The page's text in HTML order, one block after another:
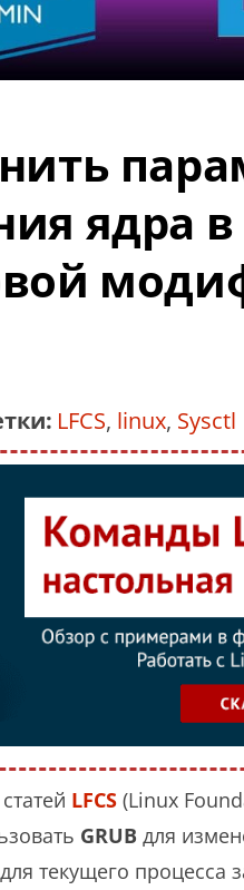
ядра
LFCS, linux, Sysctl
LFCS (Linux
GRUB для
текущего процесса